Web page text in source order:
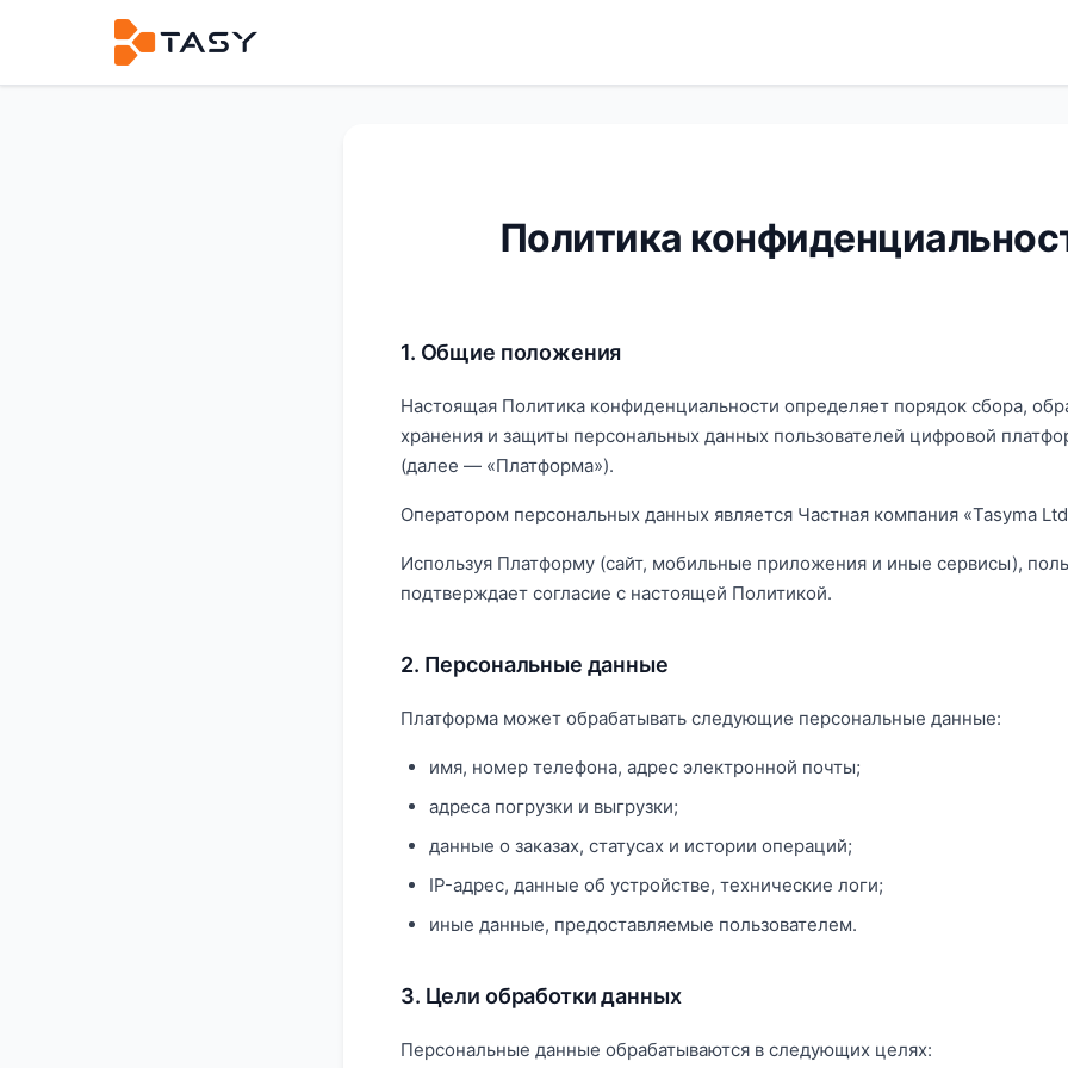
Политика
1. Общие положения
Настоящая Политика конфиденциальности определяет порядок сбора,
хранения и защиты персональных данных пользователей цифровой
(далее — «Платформа»).
Оператором персональных данных является Частная компания «Tasyma
Используя Платформу (сайт, мобильные приложения и иные сервисы),
подтверждает согласие с настоящей Политикой.
2. Персональные данные
Платформа может обрабатывать следующие персональные данные:
имя, номер телефона, адрес электронной почты;
адреса погрузки и выгрузки;
данные о заказах, статусах и истории операций;
IP-адрес, данные об устройстве, технические логи;
иные данные, предоставляемые пользователем.
3. Цели обработки данных
Персональные данные обрабатываются в следующих целях: